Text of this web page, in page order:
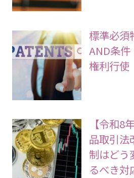
標準必須
AND条
権利行使
【令和8
品取引法
制はどう
るべき対